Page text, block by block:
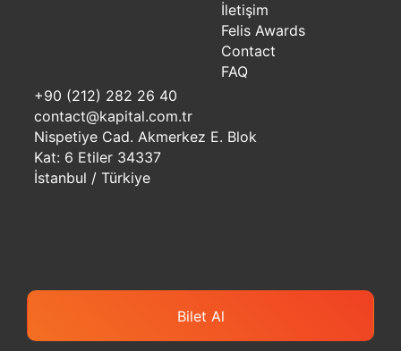
İletişim
Felis Awards
Contact
FAQ
+90 (212) 282 26 40
contact@kapital.com.tr
Nispetiye Cad. Akmerkez E. Blok
Kat: 6 Etiler 34337
İstanbul / Türkiye
Bilet Al